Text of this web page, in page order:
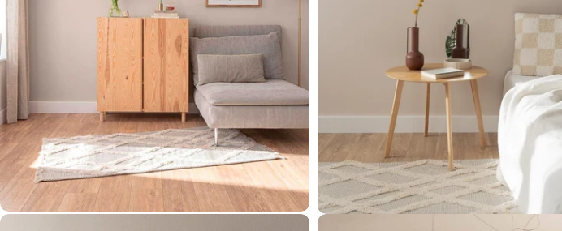
Sie das Medium 2 im Modalformat Öffnen Sie das Medium 3 im Modalformat